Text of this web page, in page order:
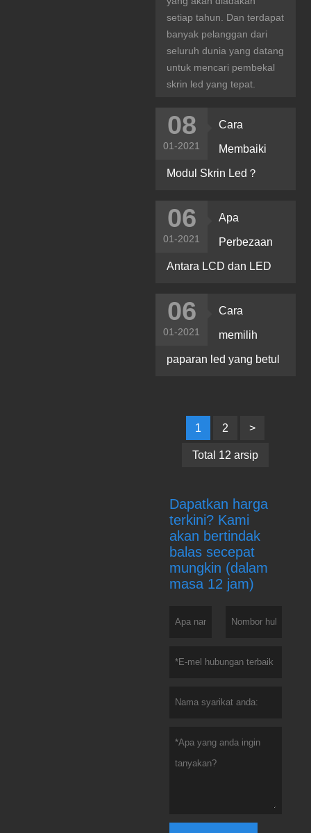
setiap tahun. Dan terdapat
banyak pelanggan dari
seluruh dunia yang datang
untuk mencari pembekal
skrin led yang tepat.
08
01-2021
Cara
Membaiki
Modul Skrin Led？
06
01-2021
Apa
Perbezaan
Antara LCD dan LED
06
01-2021
Cara
memilih
paparan led yang betul
1 2 >
Total 12 arsip
Dapatkan harga
terkini? Kami
akan bertindak
balas secepat
mungkin (dalam
masa 12 jam)